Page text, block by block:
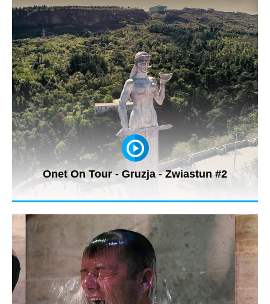
Onet On Tour - Gruzja - Zwiastun #2
W oczekiwaniu na najnowszą produkcję Onet On Tour z Gruzji
zobaczcie kilka...